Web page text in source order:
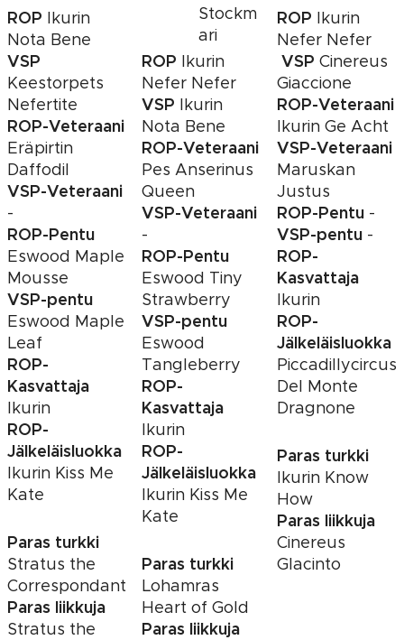
ROP Ikurin
Nota Bene
VSP
Keestorpets
Nefertite
ROP-Veteraani
Eräpirtin
Daffodil
VSP-Veteraani
-
ROP-Pentu
Eswood Maple
Mousse
VSP-pentu
Eswood Maple
Leaf
ROP-
Kasvattaja
Ikurin
ROP-
Jälkeläisluokka
Ikurin Kiss Me
Kate
Paras turkki
Stratus the
Correspondant
Paras liikkuja
Stratus the
Stockm
ari
ROP Ikurin
Nefer Nefer
VSP Ikurin
Nota Bene
ROP-Veteraani
Pes Anserinus
Queen
VSP-Veteraani
-
ROP-Pentu
Eswood Tiny
Strawberry
VSP-pentu
Eswood
Tangleberry
ROP-
Kasvattaja
Ikurin
ROP-
Jälkeläisluokka
Ikurin Kiss Me
Kate
Paras turkki
Lohamras
Heart of Gold
Paras liikkuja
ROP Ikurin
Nefer Nefer
VSP Cinereus
Giaccione
ROP-Veteraani
Ikurin Ge Acht
VSP-Veteraani
Maruskan
Justus
ROP-Pentu -
VSP-pentu -
ROP-
Kasvattaja
Ikurin
ROP-
Jälkeläisluokka
Piccadillycircus
Del Monte
Dragnone
Paras turkki
Ikurin Know
How
Paras liikkuja
Cinereus
Glacinto